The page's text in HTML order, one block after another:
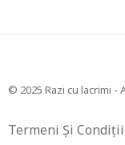
© 2025 Razi cu lacrimi -
Termeni Și Condiții